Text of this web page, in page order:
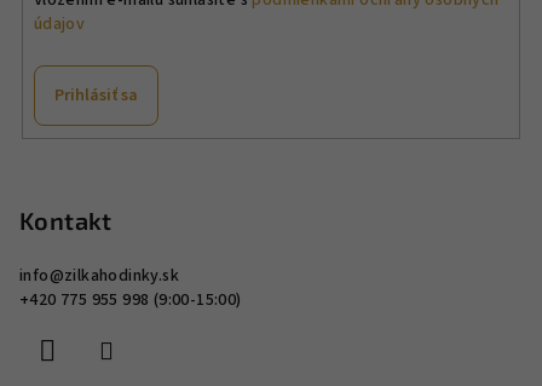
údajov
Prihlásiť sa
Kontakt
info@zilkahodinky.sk
+420 775 955 998 (9:00-15:00)